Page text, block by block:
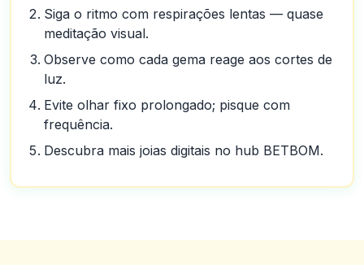
Siga o ritmo com respirações lentas — quase
meditação visual.
Observe como cada gema reage aos cortes de
luz.
Evite olhar fixo prolongado; pisque com
frequência.
Descubra mais joias digitais no hub BETBOM.